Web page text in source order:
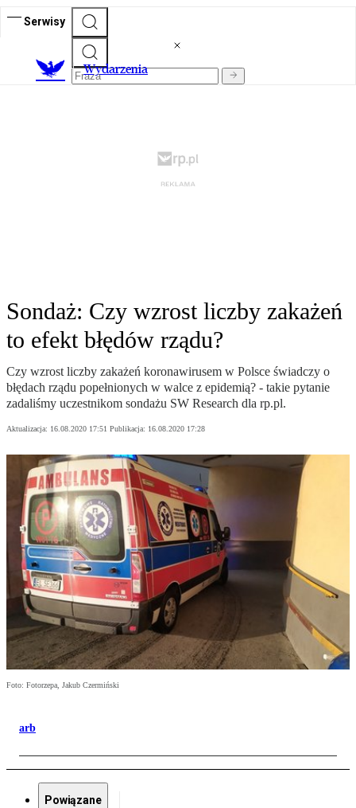
Serwisy
Wydarzenia
Sondaż: Czy wzrost liczby zakażeń
to efekt błędów rządu?
Czy wzrost liczby zakażeń koronawirusem w Polsce świadczy o
błędach rządu popełnionych w walce z epidemią? - takie pytanie
zadaliśmy uczestnikom sondażu SW Research dla rp.pl.
Aktualizacja: 16.08.2020 17:51 Publikacja: 16.08.2020 17:28
Foto: Fotorzepa, Jakub Czermiński
arb
Powiązane